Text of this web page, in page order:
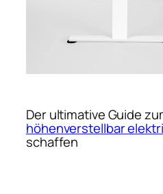
Der ultimative Guide
höhenverstellbar
schaffen